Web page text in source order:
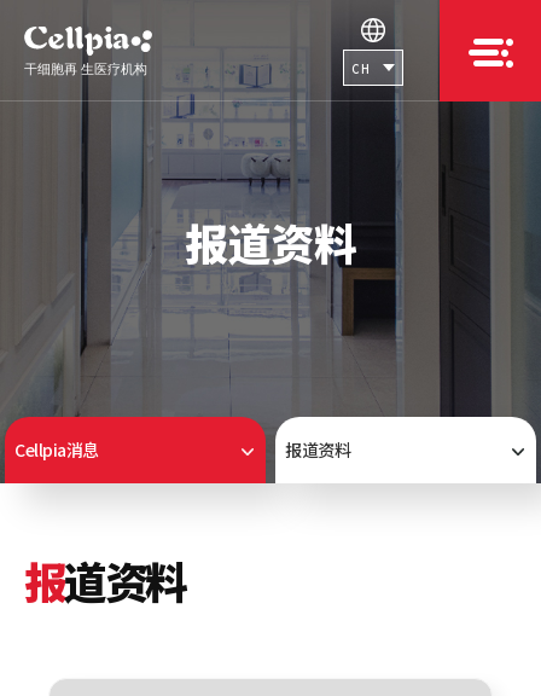
CH
报道资料
Cellpia消息 报道资料
报道资料